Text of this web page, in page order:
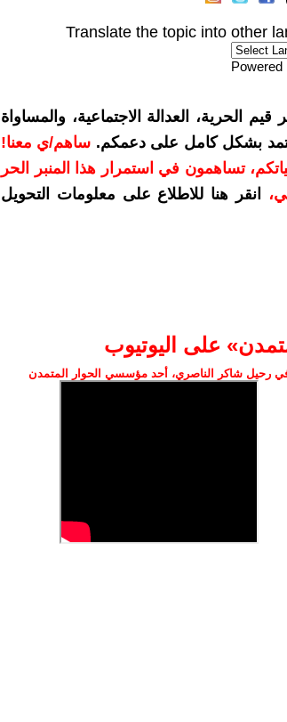
Translate the topic into other
Powered
العدالة الاجتماعية، والمساواة
بشكل كامل على دعمكم. ساهم/ي معنا!
إمكانياتكم، تساهمون في استمرار هذا المنبر الحر
،
انقر هنا للاطلاع على معلومات التحويل
على اليوتيوب
رحيل شاكر الناصري، أحد مؤسسي الحوار المتمدن